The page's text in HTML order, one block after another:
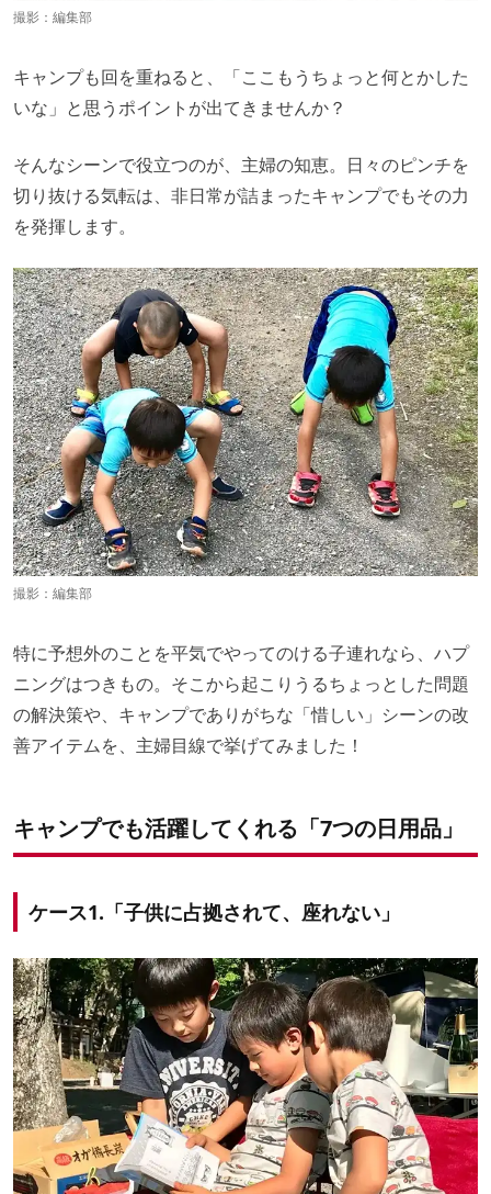
撮影：編集部
キャンプも回を重ねると、「ここもうちょっと何とかした
いな」と思うポイントが出てきませんか？
そんなシーンで役立つのが、主婦の知恵。日々のピンチを
切り抜ける気転は、非日常が詰まったキャンプでもその力
を発揮します。
撮影：編集部
特に予想外のことを平気でやってのける子連れなら、ハプ
ニングはつきもの。そこから起こりうるちょっとした問題
の解決策や、キャンプでありがちな「惜しい」シーンの改
善アイテムを、主婦目線で挙げてみました！
キャンプでも活躍してくれる「7つの日用品」
ケース1.「子供に占拠されて、座れない」